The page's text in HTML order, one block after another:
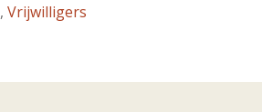
,Vrijwilligers